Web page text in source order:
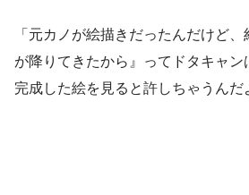
「元カノが絵描きだったんだけど
が降りてきたから』ってドタキャン
完成した絵を見ると許しちゃうんだ